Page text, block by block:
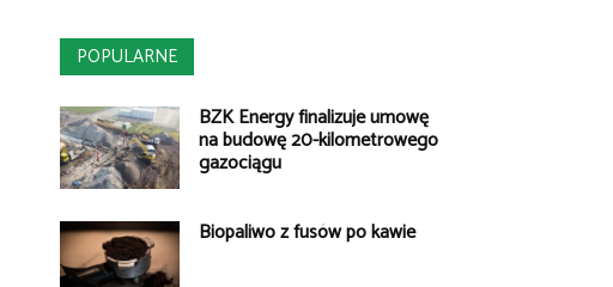
POPULARNE
BZK Energy finalizuje umowę
na budowę 20-kilometrowego
gazociągu
Biopaliwo z fusów po kawie